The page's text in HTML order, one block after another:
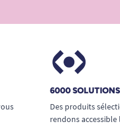
6000
Des produits
rendons